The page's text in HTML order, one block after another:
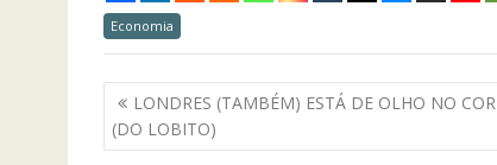
Economia
Navegação
de
artigos
LONDRES (TAMBÉM) ESTÁ DE OLHO NO
(DO LOBITO)